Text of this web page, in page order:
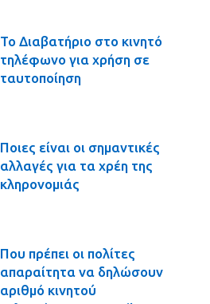
Το Διαβατήριο στο κινητό
τηλέφωνο για χρήση σε
ταυτοποίηση
Ποιες είναι οι σημαντικές
αλλαγές για τα χρέη της
κληρονομιάς
Που πρέπει οι πολίτες
απαραίτητα να δηλώσουν
αριθμό κινητού